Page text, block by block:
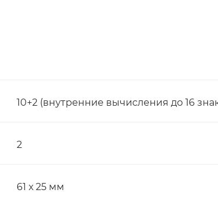
10+2 (внутренние вычисления до 16
2
61 х 25 мм